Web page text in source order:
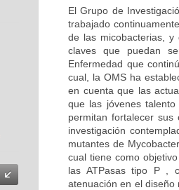
El Grupo de
trabajado
de las micobacterias, y
claves que puedan
Enfermedad que
cual, la OMS ha
en cuenta que las
que las jóvenes
permitan fortalecer sus
investigación
mutantes de
cual tiene como
las ATPasas tipo P ,
atenuación en el